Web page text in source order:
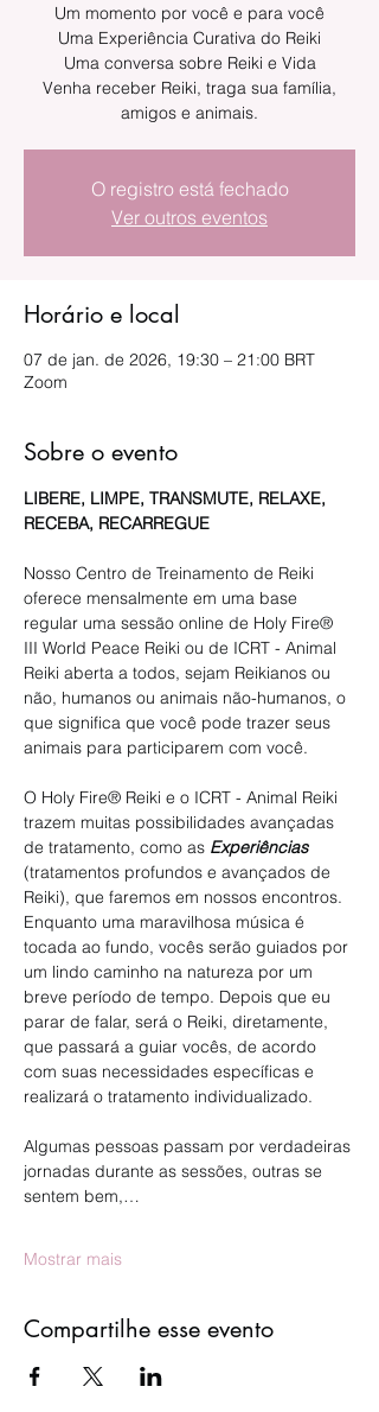
Um momento por você e para você
Uma Experiência Curativa do Reiki
Uma conversa sobre Reiki e Vida
Venha receber Reiki, traga sua família,
amigos e animais.
O registro está fechado
Ver outros eventos
Horário e local
07 de jan. de 2026, 19:30 – 21:00 BRT
Zoom
Sobre o evento
LIBERE, LIMPE, TRANSMUTE, RELAXE,
RECEBA, RECARREGUE
Nosso Centro de Treinamento de Reiki
oferece mensalmente em uma base
regular uma sessão online de Holy Fire®
III World Peace Reiki ou de ICRT - Animal
Reiki aberta a todos, sejam Reikianos ou
não, humanos ou animais não-humanos, o
que significa que você pode trazer seus
animais para participarem com você.
O Holy Fire® Reiki e o ICRT - Animal Reiki
trazem muitas possibilidades avançadas
de tratamento, como as Experiências
(tratamentos profundos e avançados de
Reiki), que faremos em nossos encontros.
Enquanto uma maravilhosa música é
tocada ao fundo, vocês serão guiados por
um lindo caminho na natureza por um
breve período de tempo. Depois que eu
parar de falar, será o Reiki, diretamente,
que passará a guiar vocês, de acordo
com suas necessidades específicas e
realizará o tratamento individualizado.
Algumas pessoas passam por verdadeiras
jornadas durante as sessões, outras se
sentem bem,…
Mostrar mais
Compartilhe esse evento